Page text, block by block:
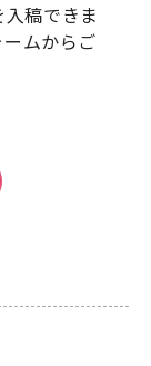
稿できま
ムからご